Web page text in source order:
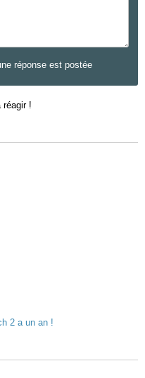
réponse est postée
réagir !
2 a un an !